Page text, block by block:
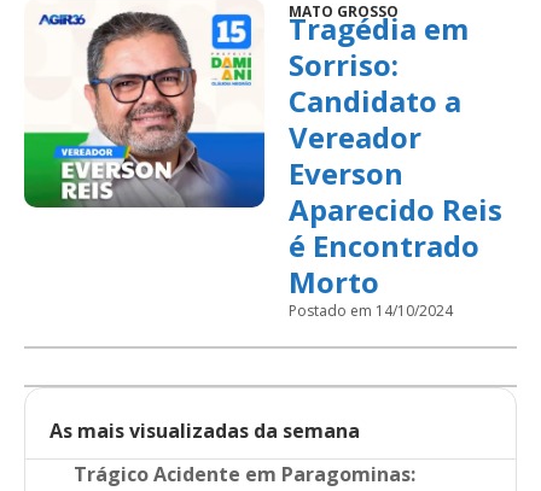
MATO GROSSO
Tragédia em
Sorriso:
Candidato a
Vereador
Everson
Aparecido Reis
é Encontrado
Morto
Postado em 14/10/2024
As mais visualizadas da semana
Trágico Acidente em Paragominas: